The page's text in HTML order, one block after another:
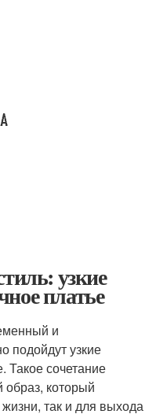
узкие
платье
и
подойдут узкие
Такое сочетание
который
так и для выхода